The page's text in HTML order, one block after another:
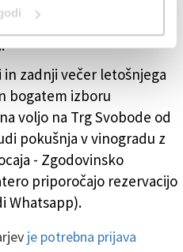
vrhunski
in zadnji večer letošnjega
bogatem izboru
voljo na Trg Svobode od
pokušnja v vinogradu z
- Zgodovinsko
priporočajo rezervacijo
Whatsapp).
je potrebna prijava